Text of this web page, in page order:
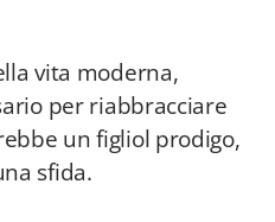
vita moderna,
per riabbracciare
un figliol prodigo,
sfida.